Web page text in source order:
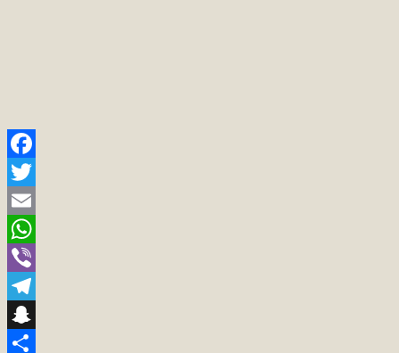
Facebook
Twitter
Email
WhatsApp
Viber
Telegram
Snapchat